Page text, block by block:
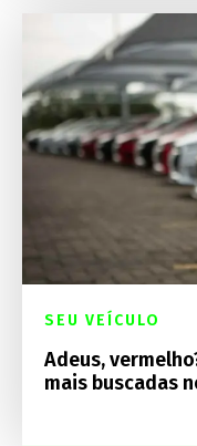
SEU VEÍCULO
Adeus,
mais buscadas